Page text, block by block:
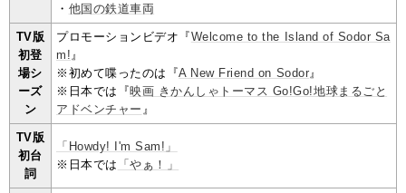
・ 他国の鉄道車両
TV版
初登
場シ
ーズ
ン
プロモーションビデオ『Welcome to the Island of Sodor Sa
m! 』
※初めて喋ったのは『A New Friend on Sodor 』
※日本では『映画 きかんしゃトーマス Go!Go!地球まるごと
アドベンチャー 』
TV版
初台
詞
「Howdy! I'm Sam!」
※日本では 「やぁ！」